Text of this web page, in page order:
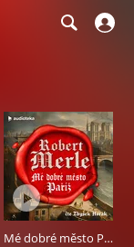
Mé dobré město Paříž